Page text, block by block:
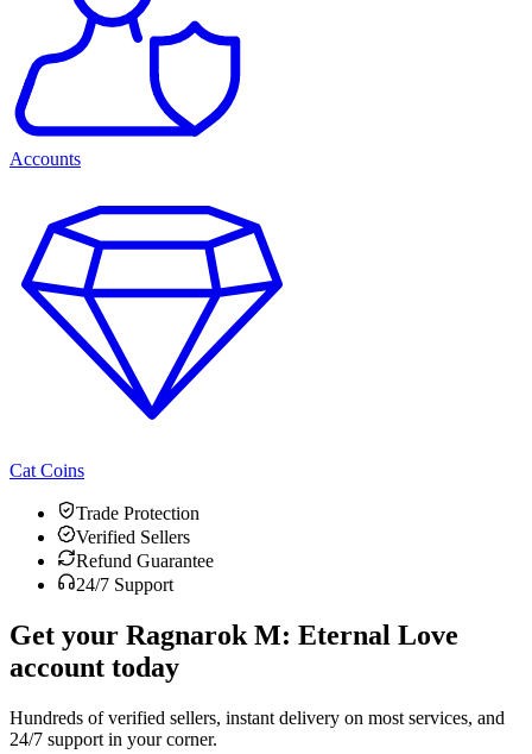
Accounts
Cat Coins
Trade Protection
Verified Sellers
Refund Guarantee
24/7 Support
Get your Ragnarok M: Eternal Love
account today
Hundreds of verified sellers, instant delivery on most services, and
24/7 support in your corner.